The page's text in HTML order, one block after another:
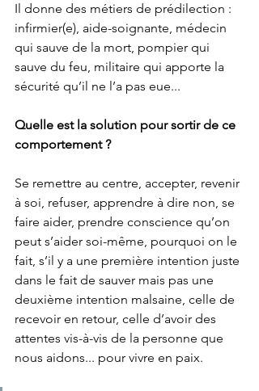
Il donne des métiers de prédilection :
infirmier(e), aide-soignante, médecin
qui sauve de la mort, pompier qui
sauve du feu, militaire qui apporte la
sécurité qu’il ne l’a pas eue...
Quelle est la solution pour sortir de ce
comportement ?
Se remettre au centre, accepter, revenir
à soi, refuser, apprendre à dire non, se
faire aider, prendre conscience qu’on
peut s’aider soi-même, pourquoi on le
fait, s’il y a une première intention juste
dans le fait de sauver mais pas une
deuxième intention malsaine, celle de
recevoir en retour, celle d’avoir des
attentes vis-à-vis de la personne que
nous aidons... pour vivre en paix.